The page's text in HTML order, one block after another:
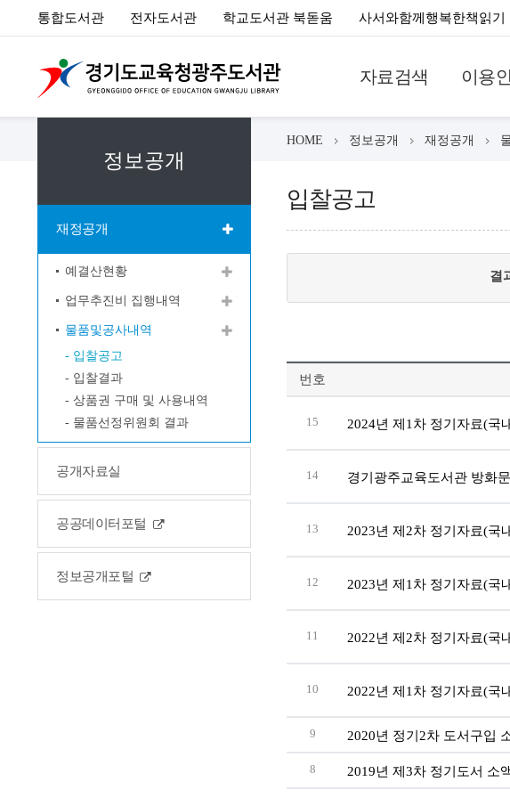
통합도서관 전자도서관 학교도서관 북돋움 사서와함께행복한책읽기
자료검색 이용
HOME 정보공개 재정공개
정보공개
재정공개
예결산현황
업무추진비 집행내역
물품및공사내역
입찰공고
입찰결과
상품권 구매 및 사용내역
물품선정위원회 결과
공개자료실
공공데이터포털
정보공개포털
입찰공고
결
번호
15 2024년 제1차 정기자료(국
14 경기광주교육도서관 방화
13 2023년 제2차 정기자료(국
12 2023년 제1차 정기자료(국
11 2022년 제2차 정기자료(국
10 2022년 제1차 정기자료(국
9 2020년 정기2차 도서구입
8 2019년 제3차 정기도서 소